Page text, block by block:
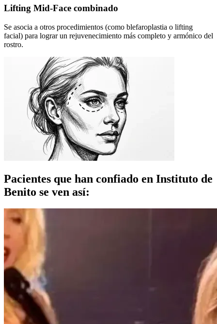
Lifting Mid-Face combinado
Se asocia a otros procedimientos (como blefaroplastia o lifting
facial) para lograr un rejuvenecimiento más completo y armónico del
rostro.
Pacientes que han confiado en Instituto de
Benito se ven así: